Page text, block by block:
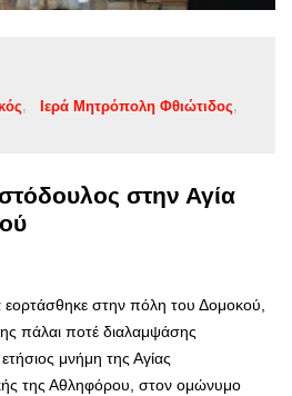
Ιερά Μητρόπολη Φθιώτιδος
στην Αγία
εορτάσθηκε στην πόλη του Δομοκού,
πάλαι ποτέ διαλαμψάσης
μνήμη της Αγίας
της Αθληφόρου, στον ομώνυμο